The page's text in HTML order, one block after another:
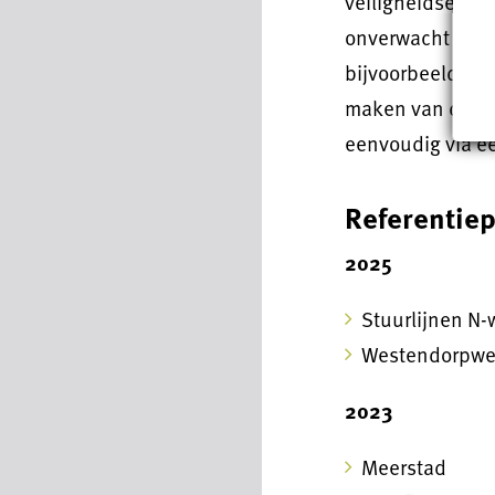
onverwacht
bijvoorbeeld
maken van de
eenvoudig via
2025
Stuurlijnen N-
2023
Meerstad